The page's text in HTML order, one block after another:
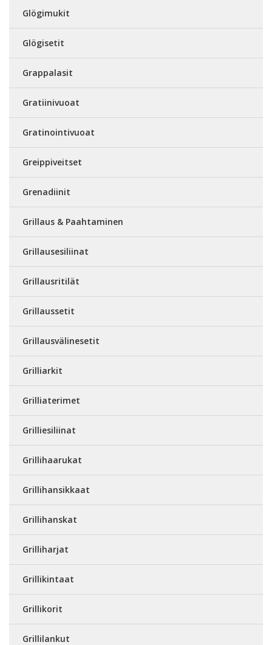
Glögimukit
Glögisetit
Grappalasit
Gratiinivuoat
Gratinointivuoat
Greippiveitset
Grenadiinit
Grillaus & Paahtaminen
Grillausesiliinat
Grillausritilät
Grillaussetit
Grillausvälinesetit
Grilliarkit
Grilliaterimet
Grilliesiliinat
Grillihaarukat
Grillihansikkaat
Grillihanskat
Grilliharjat
Grillikintaat
Grillikorit
Grillilankut